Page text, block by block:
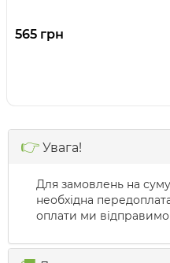
565 грн
👉 Увага!
Для замовлень на
необхідна
оплати ми